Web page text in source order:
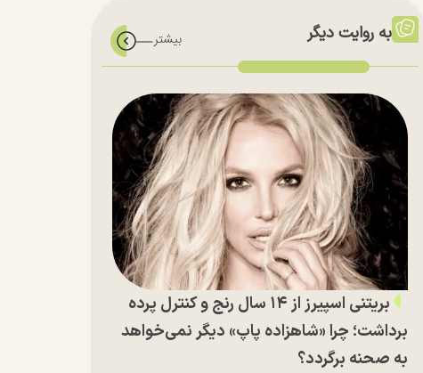
به روایت دیگر
بریتنی اسپیرز از ۱۴ سال رنج و کنترل پرده
برداشت؛ چرا «شاهزاده پاپ» دیگر نمی‌خواهد
به صحنه برگردد؟